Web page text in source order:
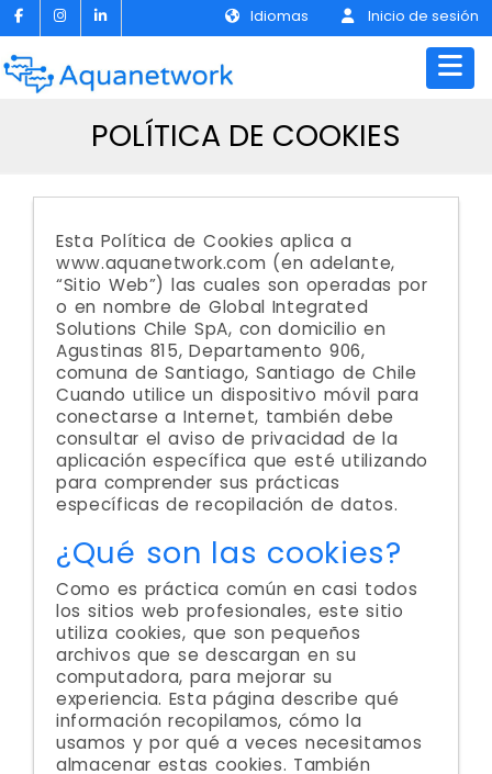
Inicio de sesión
Idiomas
POLÍTICA DE COOKIES
Esta Política de Cookies aplica a
www.aquanetwork.com (en adelante,
“Sitio Web”) las cuales son operadas por
o en nombre de Global Integrated
Solutions Chile SpA, con domicilio en
Agustinas 815, Departamento 906,
comuna de Santiago, Santiago de Chile
Cuando utilice un dispositivo móvil para
conectarse a Internet, también debe
consultar el aviso de privacidad de la
aplicación específica que esté utilizando
para comprender sus prácticas
específicas de recopilación de datos.
¿Qué son las cookies?
Como es práctica común en casi todos
los sitios web profesionales, este sitio
utiliza cookies, que son pequeños
archivos que se descargan en su
computadora, para mejorar su
experiencia. Esta página describe qué
información recopilamos, cómo la
usamos y por qué a veces necesitamos
almacenar estas cookies. También